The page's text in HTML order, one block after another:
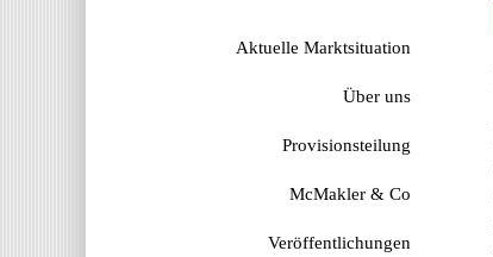
Aktuelle Marktsituation
Über uns
Provisionsteilung
McMakler & Co
Veröffentlichungen